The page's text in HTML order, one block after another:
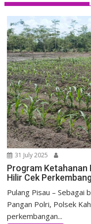
31 July 2025
Program Ketahanan
Hilir Cek
Pulang Pisau – Sebagai
Pangan Polri, Polsek
perkembangan...